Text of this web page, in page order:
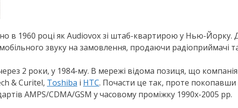
в 1960 році як Audiovox зі штаб-квартирою у Нью-Йорку.
звуку на замовлення, продаючи радіоприймачі
2 роки, у 1984-му. В мережі відома позиця, що
& Curitel, Toshiba і HTC. Почасти це так, проте
AMPS/CDMA/GSM у часовому проміжку 1990х-2005 рр.